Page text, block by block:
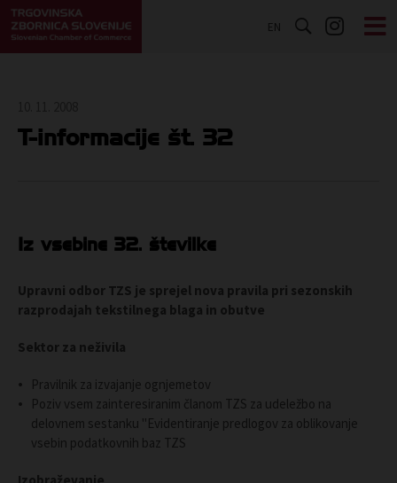
EN
T-informacije št. 32
Iz vsebine 32. številke
Upravni odbor TZS je sprejel nova pravila pri sezonskih
razprodajah tekstilnega blaga in obutve
Sektor za neživila
Pravilnik za izvajanje ognjemetov
Poziv vsem zainteresiranim članom TZS za udeležbo na
delovnem sestanku "Evidentiranje predlogov za oblikovanje
vsebin podatkovnih baz TZS